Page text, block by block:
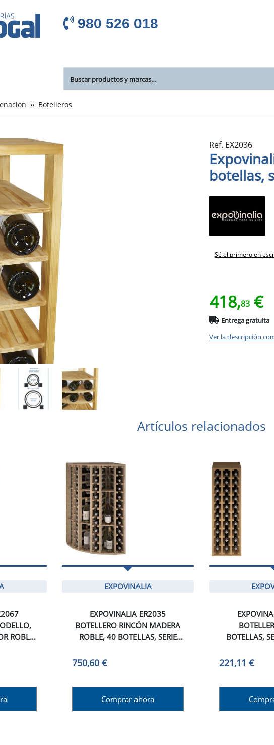
980 526 018
Botelleros
Ref. EX2036
botellas,
¡Sé el primero en
418,83 €
Entrega gratuita
Ver la descripción
Artículos relacionados
ROBLE
EXPOVINALIA
EXPOVINALIA ER2035
BOTELLERO RINCÓN MADERA
ROBLE, 40 BOTELLAS, SERIE
750,60 €
Comprar ahora
BOTELLAS,
221,11 €